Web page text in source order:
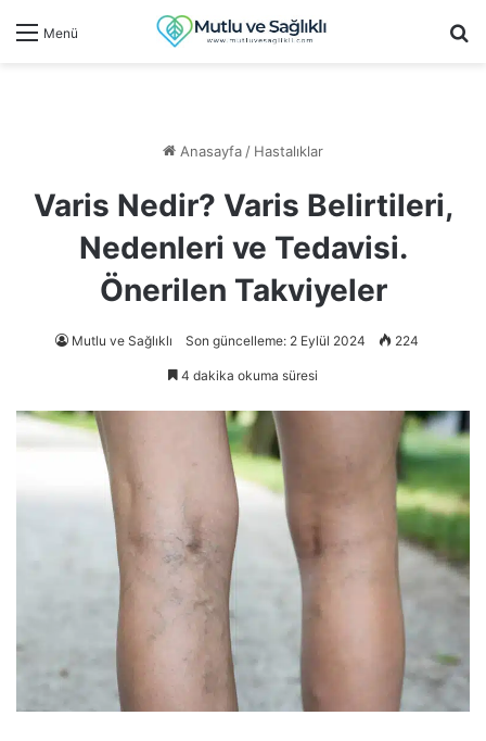
Menü
Anasayfa/ Hastalıklar
Varis Nedir? Varis Belirtileri,
Nedenleri ve Tedavisi.
Önerilen Takviyeler
Mutlu ve Sağlıklı Son güncelleme: 2 Eylül 2024 224
4 dakika okuma süresi